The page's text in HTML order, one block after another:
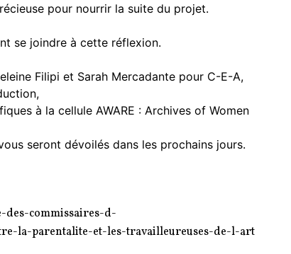
pour nourrir la suite du projet.
se joindre à cette réflexion.
Filipi et Sarah Mercadante pour C-E-A,
à la cellule AWARE : Archives of Women
seront dévoilés dans les prochains jours.
des-commissaires-d-
la-parentalite-et-les-travailleureuses-de-l-art